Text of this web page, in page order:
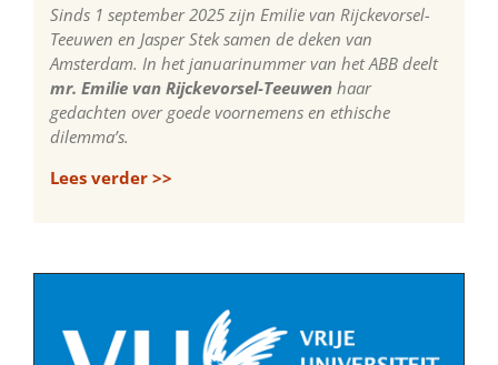
Sinds 1 september 2025 zijn Emilie van Rijckevorsel-
Teeuwen en Jasper Stek samen de deken van
Amsterdam. In het januarinummer van het ABB deelt
mr. Emilie van Rijckevorsel-Teeuwen haar
gedachten over goede voornemens en ethische
dilemma’s.
Lees verder >>